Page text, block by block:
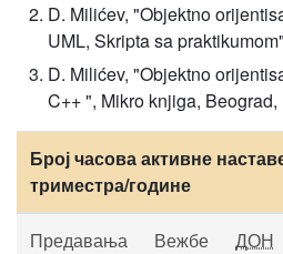
D. Milićev, "Objektno
UML, Skripta sa
D. Milićev, "Objektno
C++ ", Mikro knjiga, Beograd,
Број часова активне
триместра/године
Предавања Вежбе ДОН